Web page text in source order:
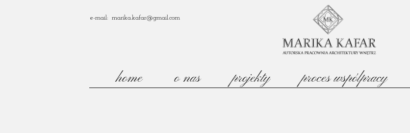
e-mail: marika.kafar@gmail.com
home o nas projekty proces wspólpracy